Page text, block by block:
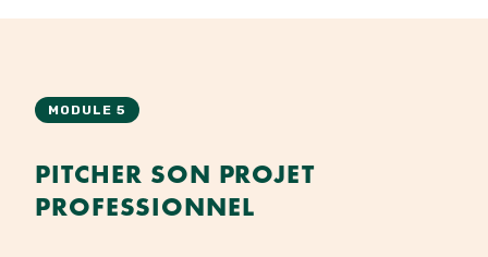
MODULE 5
PITCHER SON PROJET
PROFESSIONNEL